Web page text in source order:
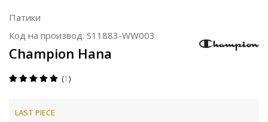
Патики
Код на производ: S11883-WW003
Champion Hana
1
LAST PIECE